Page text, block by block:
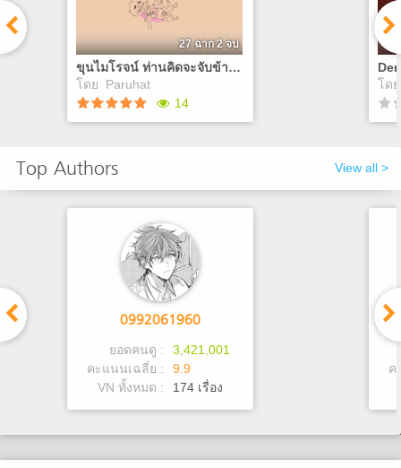
หรือไม่รอด ) เต้ 5 ฉากจบ เนส
6 ฉากจบ มาร์ค 5 ฉากจบ
Play
ขุนไมโรจน์ ท่านคิดจะจับข้าจริงรึ
โดย
Paruhat
27 ฉาก 2 จบ
14
จริงรึ
เป็นแค่ท่านขุน ริอาจมาจับข้า
อย่างบุ่มบ่ามถึงเพียงนี้ เห็นแล้ว
น่าเวทนาหนา
Play
โด
Top Authors View all >
0992061960
ยอดคนดู :
3,421,001
คะแนนเฉลี่ย :
9.9
VN ทั้งหมด :
174 เรื่อง
ค